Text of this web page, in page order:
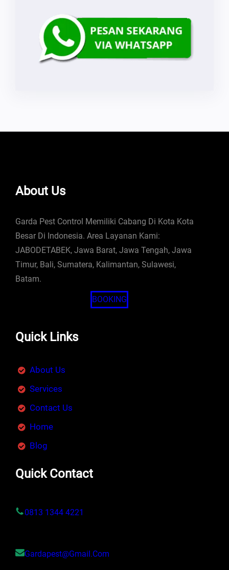
About Us
Garda Pest Control Memiliki Cabang Di Kota Kota
Besar Di Indonesia. Area Layanan Kami:
JABODETABEK, Jawa Barat, Jawa Tengah, Jawa
Timur, Bali, Sumatera, Kalimantan, Sulawesi,
Batam.
BOOKING
Quick Links
About Us
Services
Contact Us
Home
Blog
Quick Contact
0813 1344 4221
Gardapest@gmail.com